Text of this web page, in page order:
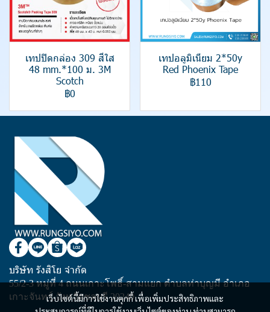
เทปปิดกล่อง 309 สีใส
48 mm.*100 ม. 3M
Scotch
฿0
เทปอลูมิเนียม 2*50y
Red Phoenix Tape
฿110
เว็บไซต์นี้มีการใช้งานคุกกี้ เพื่อเพิ่มประสิทธิภาพและ
บริษัท รังสิโย จำกัด
55/2-3 หมู่ที่ 4 ถนนเกาะโพธิ์-สามแยก ตำบลท่าบุญมี อำเภอ
เกาะจันทร์ จังหวัดชลบุรี 20240